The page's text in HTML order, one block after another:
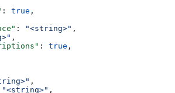
: true ,
: "<string>" ,
,
: true ,
,
"<string>" ,